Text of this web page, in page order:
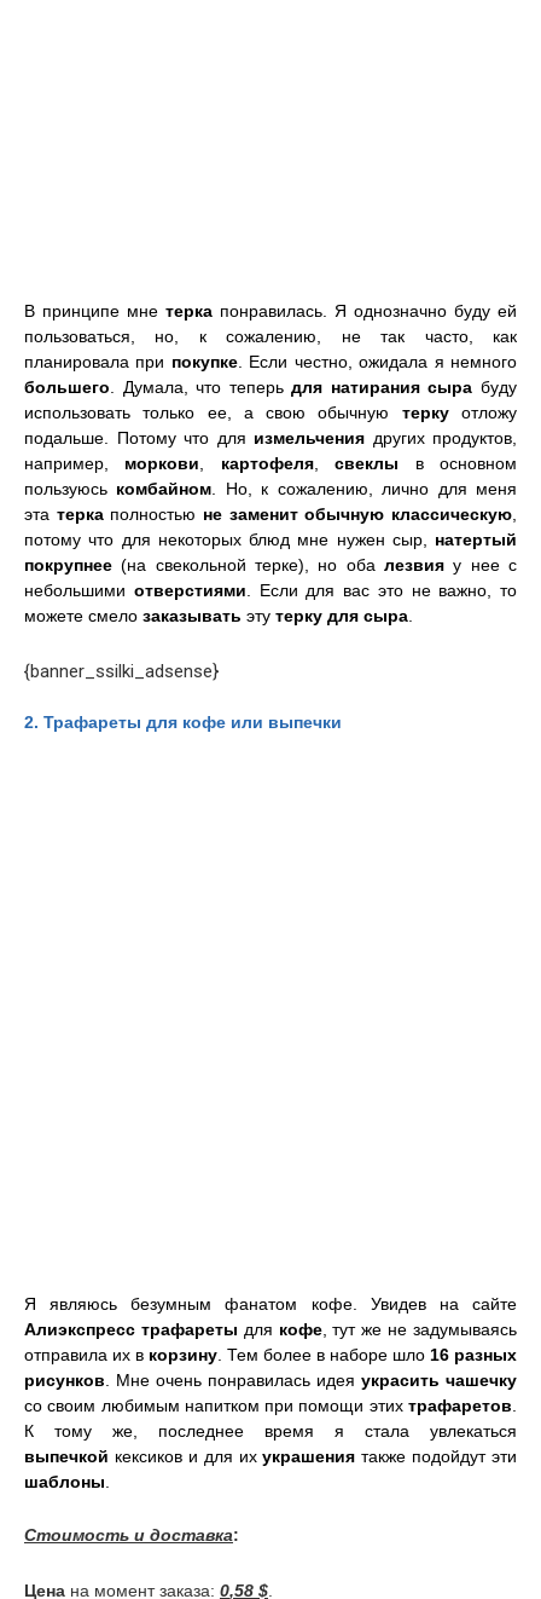
В принципе мне терка понравилась. Я однозначно буду ей
пользоваться, но, к сожалению, не так часто, как
планировала при покупке. Если честно, ожидала я немного
большего. Думала, что теперьдля натирания сыра буду
использовать только ее, а свою обычную теркуотложу
подальше. Потому что для измельчения других продуктов,
например, моркови, картофеля,свеклы в основном
пользуюсь комбайном. Но, к сожалению, лично для меня
эта теркаполностью не заменит обычную классическую,
потому что для некоторых блюд мне нужен сыр, натертый
покрупнее (на свекольной терке), но оба лезвия у нее с
небольшими отверстиями. Если для вас это не важно, то
можете смело заказывать эту терку для сыра.
{banner_ssilki_adsense}
2. Трафареты для кофе или выпечки
Я являюсь безумным фанатом кофе. Увидев на сайте
Алиэкспресс трафареты для кофе, тут же не задумываясь
отправила их в корзину. Тем более в наборе шло 16 разных
рисунков. Мне очень понравилась идея украсить чашечку
со своим любимым напитком при помощи этих трафаретов.
К тому же, последнее время я стала увлекаться
выпечкой кексиков и для ихукрашениятакже подойдут эти
шаблоны.
Стоимость и доставка:
Цена на момент заказа: 0,58 $.